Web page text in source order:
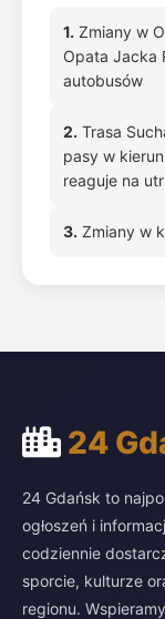
1. Zmiany w
Opata Jacka
autobusów
2. Trasa
pasy w
reaguje na
3. Zmiany w
24
24 Gdańsk to
ogłoszeń i
codziennie
sporcie, kulturze
regionu.